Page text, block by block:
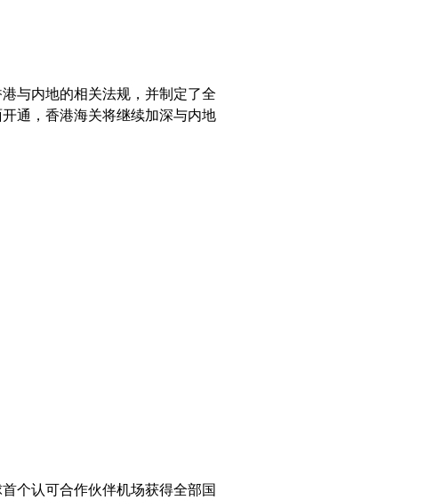
与内地的相关法规，并制定了全
通，香港海关将继续加深与内地
个认可合作伙伴机场获得全部国